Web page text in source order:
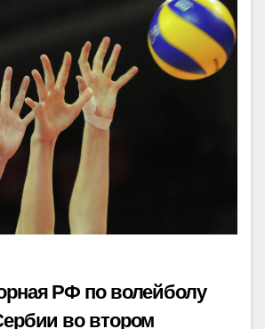
РФ по волейболу
во втором